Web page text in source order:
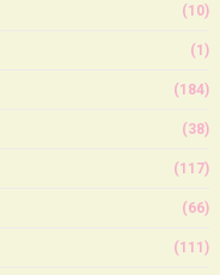
(10)
(1)
(184)
(38)
(117)
(66)
(111)